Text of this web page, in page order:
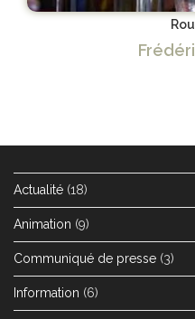
Actualité (18)
Animation (9)
Communiqué de presse (3)
Information (6)